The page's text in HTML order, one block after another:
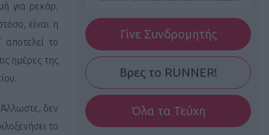
για ρεκόρ,
είναι η
το
ημέρες της
δεν
το
Γίνε Συνδρομητής
Βρες το RUNNER!
Όλα τα Τεύχη